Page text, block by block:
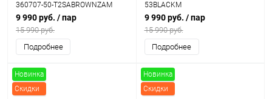
360707-50-T2SABROWNZAM
9 990 руб. / пар
15 990 руб.
Подробнее
53BLACKM
9 990 руб. / пар
15 990 руб.
Подробнее
Новинка
Скидки
Новинка
Скидки